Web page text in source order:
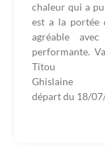
chaleur qui a
est a la portée
agréable
performante.
Titou
Ghislaine
départ du 18/